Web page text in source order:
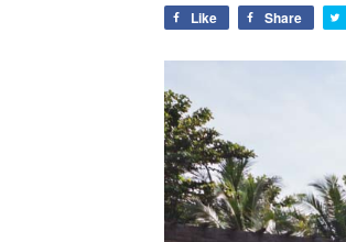
Like Share